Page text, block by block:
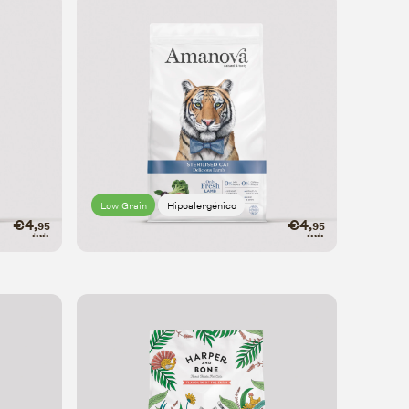
desde
€4,95
Low Grain Hipoalergénico
Sterilised Cat
desde
€4,95